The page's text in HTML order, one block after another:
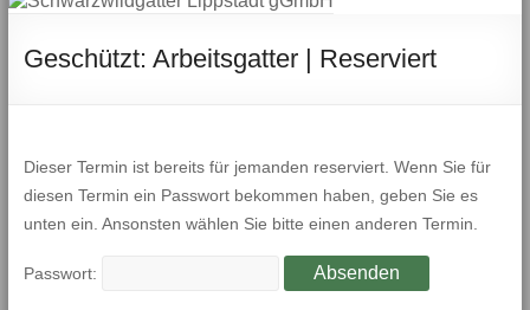
Geschützt: Arbeitsgatter | Reserviert
Dieser Termin ist bereits für jemanden reserviert. Wenn Sie für
diesen Termin ein Passwort bekommen haben, geben Sie es
unten ein. Ansonsten wählen Sie bitte einen anderen Termin.
Passwort: